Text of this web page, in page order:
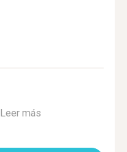
Leer más